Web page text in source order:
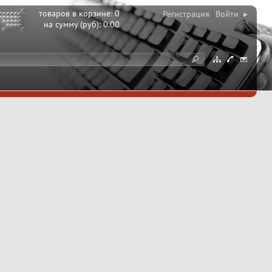
товаров в корзине:0
на сумму (руб):0.00
Регистрация Войти ▸